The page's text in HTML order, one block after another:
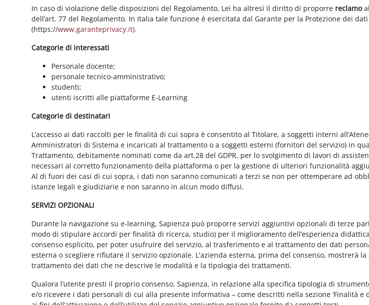
In caso di violazione delle disposizioni del Regolamento, Lei ha altresì il diritto di proporre reclamo
dell’art. 77 del Regolamento. In Italia tale funzione è esercitata dal Garante per la Protezione dei
(https://www.garanteprivacy.it).
Categorie di interessati
Personale docente;
personale tecnico-amministrativo;
studenti;
utenti iscritti alle piattaforme E-Learning
Categorie di destinatari
L’accesso ai dati raccolti per le finalità di cui sopra è consentito al Titolare, a soggetti interni
Amministratori di Sistema e incaricati al trattamento o a soggetti esterni (fornitori del servizio) in
Trattamento, debitamente nominati come da art.28 del GDPR, per lo svolgimento di lavori di
necessari al corretto funzionamento della piattaforma o per la gestione di ulteriori funzionalità
Al di fuori dei casi di cui sopra, i dati non saranno comunicati a terzi se non per ottemperare ad
istanze legali e giudiziarie e non saranno in alcun modo diffusi.
SERVIZI OPZIONALI
Durante la navigazione su e-learning, Sapienza può proporre servizi aggiuntivi opzionali di terze
modo di stipulare accordi per finalità di ricerca, studio) per il miglioramento dell’esperienza
consenso esplicito, per poter usufruire del servizio, al trasferimento e al trattamento dei dati
esterna o scegliere rifiutare il servizio opzionale. L'azienda esterna, prima del consenso, mostrerà
trattamento dei dati che ne descrive le modalità e la tipologia dei trattamenti.
Qualora l’utente presti il proprio consenso, Sapienza, in relazione alla specifica tipologia di
e/o ricevere i dati personali di cui alla presente informativa – come descritti nella sezione ‘Finalità e